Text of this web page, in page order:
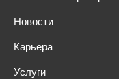
Новости
Карьера
Услуги